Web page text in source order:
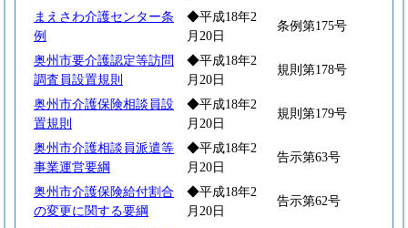
まえさわ介護センター条
例
◆平成18年2
月20日
条例第175号
奥州市要介護認定等訪問
調査員設置規則
◆平成18年2
月20日
規則第178号
奥州市介護保険相談員設
置規則
◆平成18年2
月20日
規則第179号
奥州市介護相談員派遣等
事業運営要綱
◆平成18年2
月20日
告示第63号
奥州市介護保険給付割合
の変更に関する要綱
◆平成18年2
月20日
告示第62号